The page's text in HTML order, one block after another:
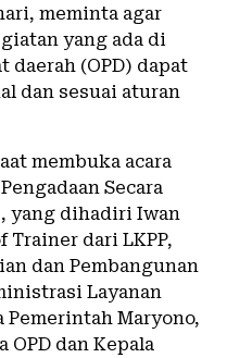
meminta agar
yang ada di
daerah (OPD) dapat
dan sesuai aturan
membuka acara
Secara
yang dihadiri Iwan
Trainer dari LKPP,
dan Pembangunan
Layanan
Pemerintah Maryono,
dan Kepala